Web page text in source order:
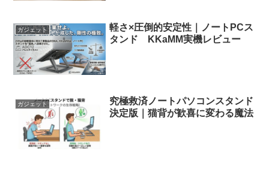
ガジェット
軽さ×圧倒的安定性｜ノートPCス
タンド KKaMM実機レビュー
ガジェット
究極救済ノートパソコンスタンド
決定版｜猫背が歓喜に変わる魔法